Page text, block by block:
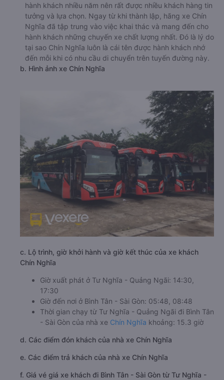
hành khách nhiều năm nên rất được nhiều khách hàng tin
tưởng và lựa chọn. Ngay từ khi thành lập, hãng xe Chín
Nghĩa đã tập trung vào việc khai thác và mang đến cho
hành khách những chuyến xe chất lượng nhất. Đó là lý do
tại sao Chín Nghĩa luôn là cái tên được hành khách nhớ
đến mỗi khi có nhu cầu di chuyển trên tuyến đường này.
b. Hình ảnh xe Chín Nghĩa
c. Lộ trình, giờ khởi hành và giờ kết thúc của xe khách
Chín Nghĩa
Giờ xuất phát ở Tư Nghĩa - Quảng Ngãi: 14:30,
17:30
Giờ đến nơi ở Bình Tân - Sài Gòn: 05:48, 08:48
Thời gian chạy từ Tư Nghĩa - Quảng Ngãi đi Bình Tân
- Sài Gòn của nhà xe Chín Nghĩa khoảng: 15.3 giờ
d. Các điểm đón khách của nhà xe Chín Nghĩa
e. Các điểm trả khách của nhà xe Chín Nghĩa
f. Giá vé giá xe khách đi Bình Tân - Sài Gòn từ Tư Nghĩa -